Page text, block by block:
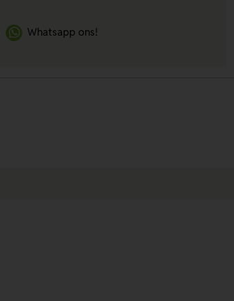
Whatsapp ons!